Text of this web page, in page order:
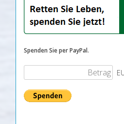
Spenden Sie per PayPal.